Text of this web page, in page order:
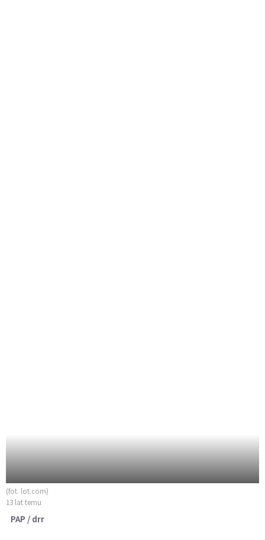
(fot. lot.com)
13 lat temu
PAP / drr